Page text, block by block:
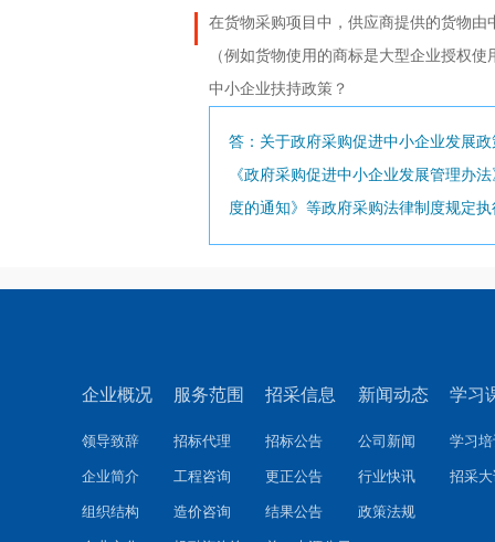
在货物采购项目中，供应商提供的货物
（例如货物使用的商标是大型企业授权
中小企业扶持政策？
答：关于政府采购促进中小企业发展
《政府采购促进中小企业发展管理办
度的通知》等政府采购法律制度规定
企业概况
领导致辞
企业简介
组织结构
服务范围
招标代理
工程咨询
造价咨询
招采信息
招标公告
更正公告
结果公告
新闻动态
公司新闻
行业快讯
政策法规
学习
学习
招采